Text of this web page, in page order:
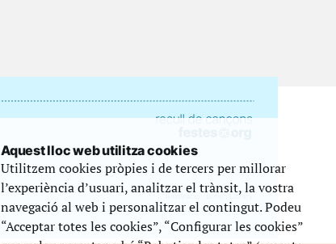
Aquest lloc web utilitza cookies
Utilitzem cookies pròpies i de tercers per millorar
l’experiència d’usuari, analitzar el trànsit, la vostra
navegació al web i personalitzar el contingut. Podeu
“Acceptar totes les cookies”, “Configurar les cookies”